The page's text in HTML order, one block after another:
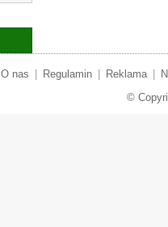
O nas Regulamin Reklama
©